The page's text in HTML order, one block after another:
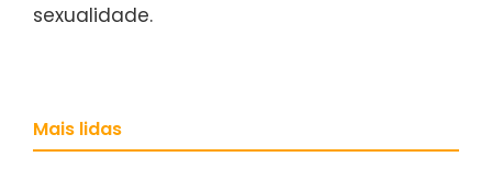
sexualidade.
Mais lidas